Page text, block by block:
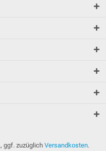
ggf. zuzüglich Versandkosten.